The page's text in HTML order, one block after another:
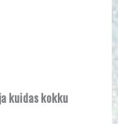
kuidas kokku